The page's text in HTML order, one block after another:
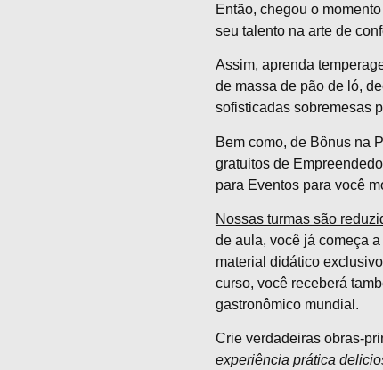
Então, chegou o
seu talento na arte de
Assim, aprenda
de massa de pão de ló,
sofisticadas sobremesas
Bem como, de Bônus na
gratuitos de
para Eventos para você
Nossas turmas são
de aula, você já começa
material didático
curso, você receberá
gastronômico mundial.
Crie verdadeiras obras-
experiência prática